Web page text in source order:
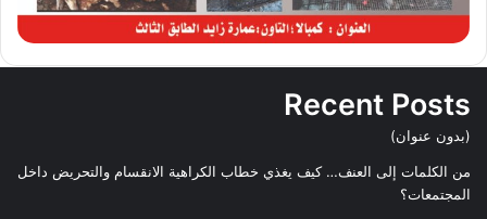
Recent Posts
(بدون عنوان)
من الكلمات إلى العنف… كيف يغذي خطاب الكراهية الانقسام والتحريض داخل
المجتمعات؟